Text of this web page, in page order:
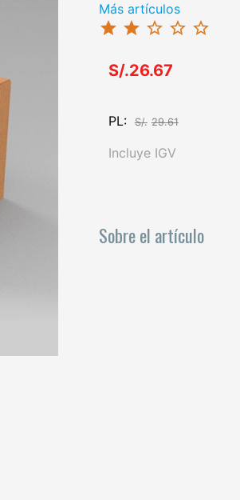
Más artículos
star star star_border star_border star_border
S/.26.67
PL: S/. 29.61
Incluye IGV
Sobre el artículo